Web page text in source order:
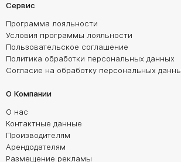
Сервис
Программа лояльности
Условия программы лояльности
Пользовательское соглашение
Политика обработки персональных данных
Согласие на обработку персональных
О Компании
О нас
Контактные данные
Производителям
Арендодателям
Размещение рекламы